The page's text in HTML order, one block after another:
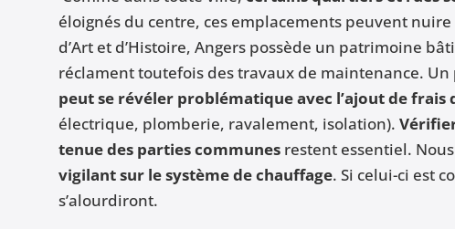
éloignés du centre, ces emplacements peuvent
d’Art et d’Histoire, Angers possède un patrimoine
réclament toutefois des travaux de maintenance. Un
peut se révéler problématique avec l’ajout de frais
électrique, plomberie, ravalement, isolation).
tenue des parties communesrestent essentiel.
vigilant sur le système de chauffage. Si celui-ci est
s’alourdiront.